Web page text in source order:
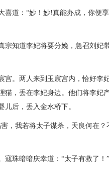
喜道：“妙！妙!真能办成，你便
宗知道李妃将要分娩，急召刘妃
宫。两人来到玉宸宫内，恰好李
猫，丢在李妃身边。他们将李妃
后，丢入金水桥下。
，我若将太子谋杀，天良何在？
珠暗暗庆幸道：“太子有救了！